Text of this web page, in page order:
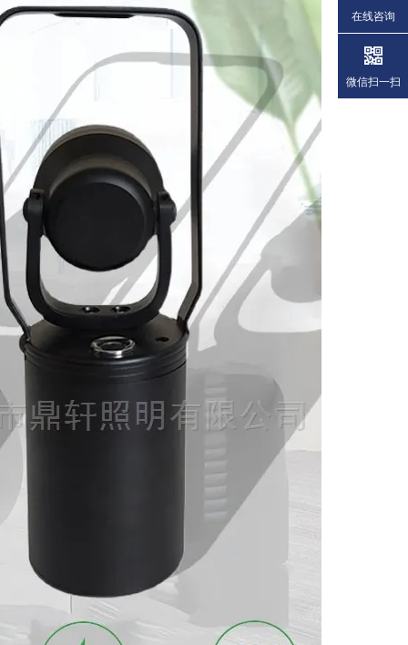
在线咨询
微信扫一扫